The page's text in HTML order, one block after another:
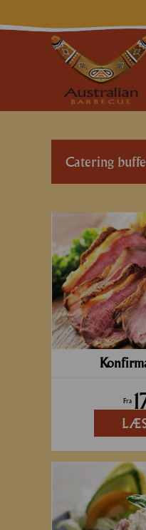
Catering
Fra